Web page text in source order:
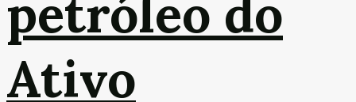
petróleo do
Ativo